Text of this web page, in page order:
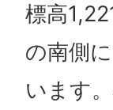
標高
の南側
います